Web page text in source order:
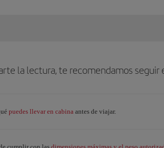
la lectura, te recomendamos seguir
puedes llevar en cabina antes de viajar.